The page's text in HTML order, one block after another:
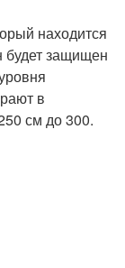
находится
будет защищен
в
см до 300.